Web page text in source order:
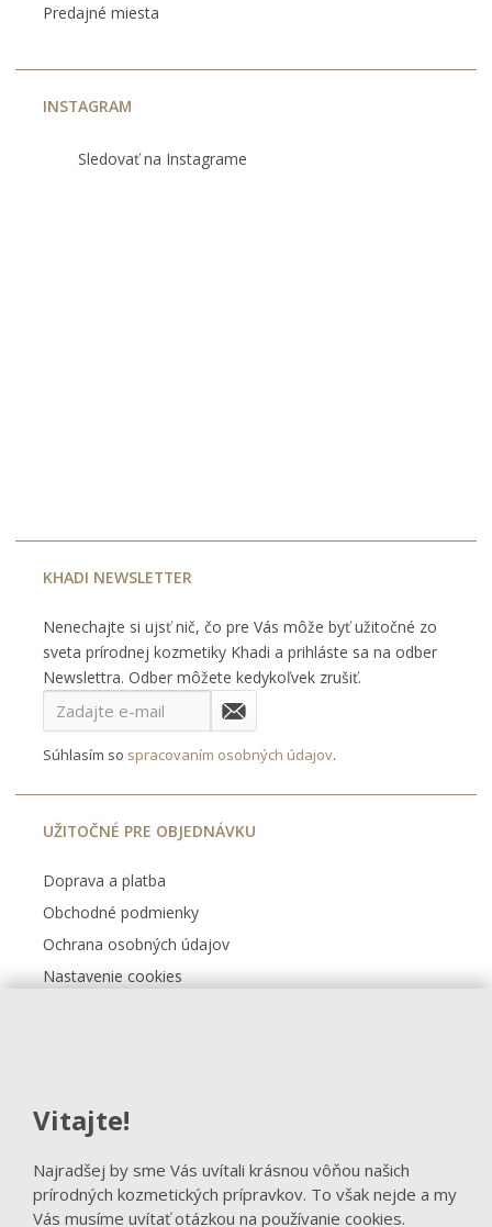
Vitajte!
Najradšej by sme Vás uvítali krásnou vôňou našich
prírodných kozmetických prípravkov. To však nejde a my
Vás musíme uvítať otázkou na používanie cookies.
Predajné miesta
INSTAGRAM
Sledovať na Instagrame
KHADI NEWSLETTER
Nenechajte si ujsť nič, čo pre Vás môže byť užitočné zo
sveta prírodnej kozmetiky Khadi a prihláste sa na odber
Newslettra. Odber môžete kedykoľvek zrušiť.
Súhlasím so spracovaním osobných údajov.
UŽITOČNÉ PRE OBJEDNÁVKU
Doprava a platba
Obchodné podmienky
Ochrana osobných údajov
Nastavenie cookies